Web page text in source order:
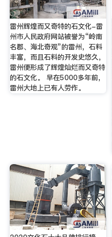
雷州辉煌而又奇特的石文化-雷
州市人民政府网站被誉为“岭南
名郡、海北奇观”的雷州，石料
丰富，而且石料的开发史悠久，
雷州便形成了辉煌灿烂而又奇特
的石文化。 早在5000多年前，
雷州大地上已有人劳作。